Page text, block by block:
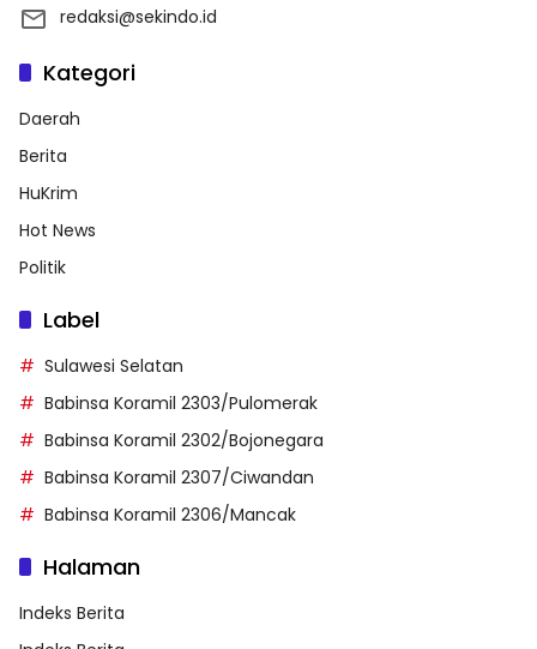
redaksi@sekindo.id
Kategori
Daerah
Berita
HuKrim
Hot News
Politik
Label
Sulawesi Selatan
Babinsa Koramil 2303/Pulomerak
Babinsa Koramil 2302/Bojonegara
Babinsa Koramil 2307/Ciwandan
Babinsa Koramil 2306/Mancak
Halaman
Indeks Berita